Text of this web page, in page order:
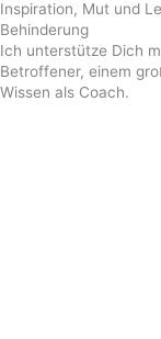
Inspiration, Mut und
Behinderung
Ich unterstütze Dich
Betroffener, einem
Wissen als Coach.